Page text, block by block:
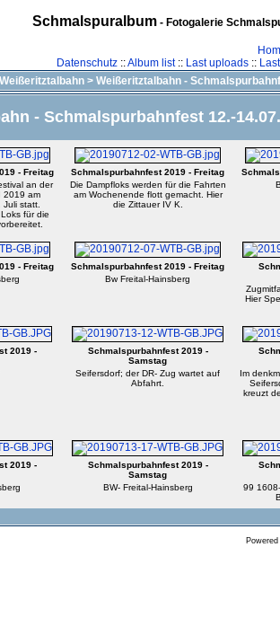
Schmalspuralbum- Fotogalerie
Datenschutz::Album list:: Last uploads::
Weißeritztalbahn > Weißeritztalbahn -
- Schmalspurbahnfest 12.-
- Freitag
an der
2019 am
statt.
für die
Schmalspurbahnfest 2019 - Freitag
Die Dampfloks werden für die Fahrten
am Wochenende flott gemacht. Hier
die Zittauer IV K.
- Freitag
Schmalspurbahnfest 2019 - Freitag
Bw Freital-Hainsberg
Hier
2019 -
Schmalspurbahnfest 2019 -
Samstag
Seifersdorf; der DR- Zug wartet auf
Abfahrt.
Im
kreuzt
2019 -
Schmalspurbahnfest 2019 -
Samstag
BW- Freital-Hainsberg
99